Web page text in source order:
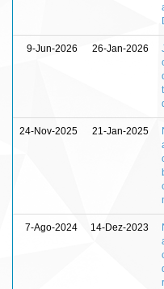
9-Jun-2026 26-Jan-2026
24-Nov-2025 21-Jan-2025
7-Ago-2024 14-Dez-2023